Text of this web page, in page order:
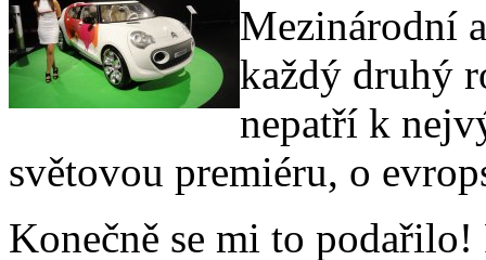
Mezinárodní
každý druhý
nepatří k
světovou premiéru, o
Konečně se mi to